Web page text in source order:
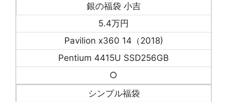
銀の福袋 小吉
5.4万円
Pavilion x360 14（2018)
Pentium 4415U SSD256GB
○
シンプル福袋